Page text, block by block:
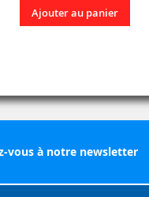
Ajouter au panier
vous à notre newsletter